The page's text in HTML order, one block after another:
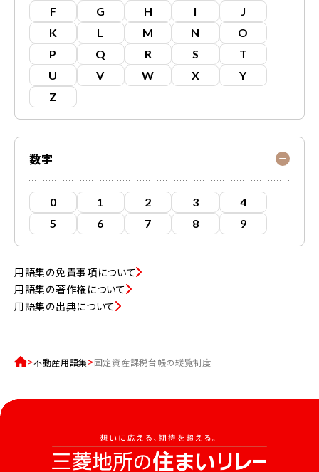
F
G H I
J
K
L M N
O
P
Q R S
T
U
V W X
Y
Z
数字
0 1 2 3
4
5
6 7 8 9
用語集の免責事項について
用語集の著作権について
用語集の出典について
不動産用語集 固定資産課税台帳の縦覧制度